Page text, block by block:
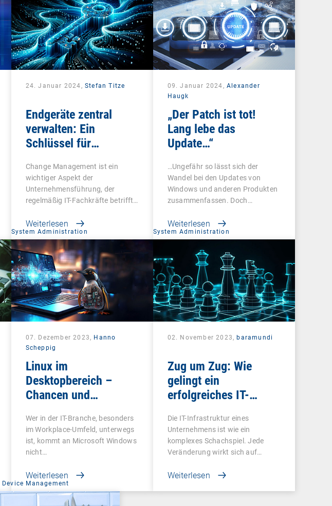
24. Januar 2024, Stefan Titze
Endgeräte zentral
verwalten: Ein
Schlüssel für
Management
Change Management ist ein
wichtiger Aspekt der
Unternehmensführung, der
regelmäßig IT-Fachkräfte betrifft.
Weiterlesen
09. Januar 2024, Alexander
Haugk
„Der Patch ist tot!
Lang lebe das
Update…“
…Ungefähr so lässt sich der
Wandel bei den Updates von
Windows und anderen Produkten
zusammenfassen. Doch…
Weiterlesen
System Administration
07. Dezember 2023, Hanno
Scheppig
Linux im
Desktopbereich –
Chancen und
Wer in der IT-Branche, besonders
im Workplace-Umfeld, unterwegs
ist, kommt an Microsoft Windows
nicht…
Weiterlesen
System Administration
02. November 2023,baramundi
Zug um Zug: Wie
gelingt ein
erfolgreiches IT-
Die IT-Infrastruktur eines
Unternehmens ist wie ein
komplexes Schachspiel. Jede
Veränderung wirkt sich auf…
Weiterlesen
Device Management